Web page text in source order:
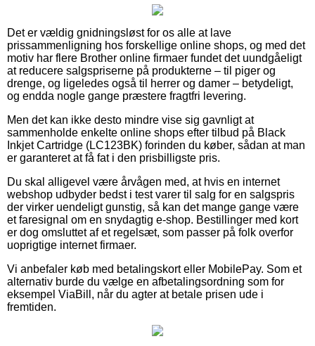
Det er vældig gnidningsløst for os alle at lave
prissammenligning hos forskellige online shops, og med det
motiv har flere Brother online firmaer fundet det uundgåeligt
at reducere salgspriserne på produkterne – til piger og
drenge, og ligeledes også til herrer og damer – betydeligt,
og endda nogle gange præstere fragtfri levering.
Men det kan ikke desto mindre vise sig gavnligt at
sammenholde enkelte online shops efter tilbud på Black
Inkjet Cartridge (LC123BK) forinden du køber, sådan at man
er garanteret at få fat i den prisbilligste pris.
Du skal alligevel være årvågen med, at hvis en internet
webshop udbyder bedst i test varer til salg for en salgspris
der virker uendeligt gunstig, så kan det mange gange være
et faresignal om en snydagtig e-shop. Bestillinger med kort
er dog omsluttet af et regelsæt, som passer på folk overfor
uoprigtige internet firmaer.
Vi anbefaler køb med betalingskort eller MobilePay. Som et
alternativ burde du vælge en afbetalingsordning som for
eksempel ViaBill, når du agter at betale prisen ude i
fremtiden.